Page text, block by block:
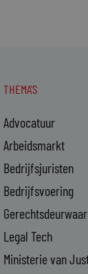
THEMA'S
Advocatuur
Arbeidsmarkt
Bedrijfsjuristen
Bedrijfsvoering
Legal Tech
Ministerie van